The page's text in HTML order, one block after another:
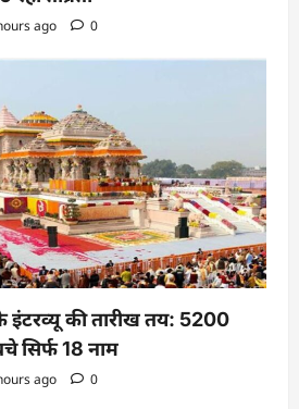
ago 0
इंटरव्यू की तारीख तय: 5200
सिर्फ 18 नाम
ago 0